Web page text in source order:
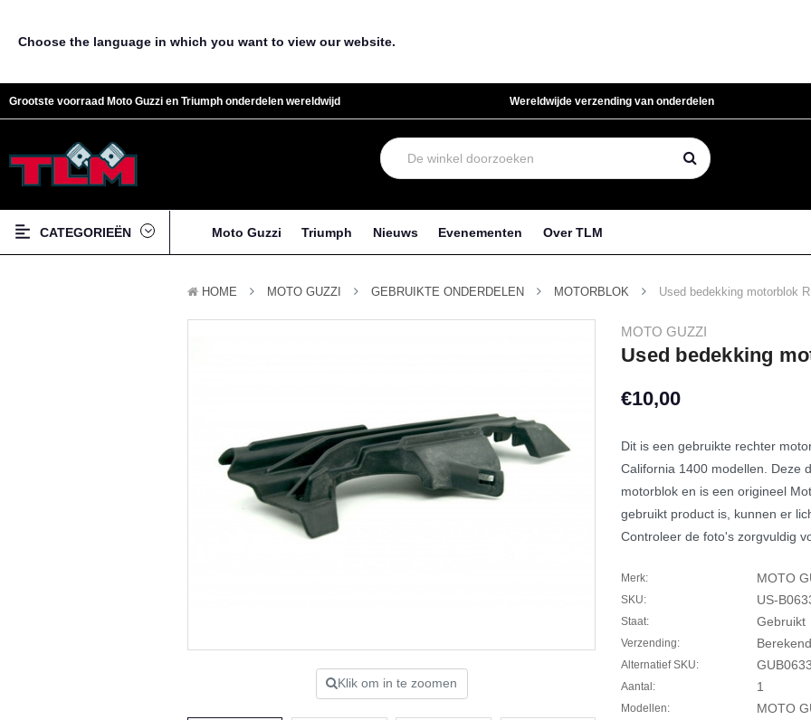
Choose the language in which you want to view our website.
Grootste voorraad Moto Guzzi en Triumph onderdelen wereldwijd Wereldwijde verzending van onderdelen
CATEGORIEËN Moto Guzzi Triumph Nieuws Evenementen Over TLM
HOME MOTO GUZZI GEBRUIKTE ONDERDELEN MOTORBLOK Used bedekking motorblok
Klik om in te zoomen
MOTO GUZZI
Used bedekking
€10,00
Dit is een gebruikte rechter
California 1400 modellen. Deze
motorblok en is een origineel
gebruikt product is, kunnen er
Controleer de foto's zorgvuldig
Merk: MOTO
SKU: US-
Staat: Gebruikt
Verzending:
Alternatief SKU:
Aantal: 1
Modellen:
MOTO